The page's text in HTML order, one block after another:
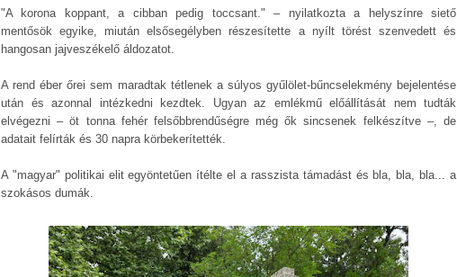
"A korona koppant, a cibban pedig toccsant." – nyilatkozta a helyszínre siető
mentősök egyike, miután elsősegélyben részesítette a nyílt törést szenvedett és
hangosan jajveszékelő áldozatot.
A rend éber őrei sem maradtak tétlenek a súlyos gyűlölet-bűncselekmény bejelentése
után és azonnal intézkedni kezdtek. Ugyan az emlékmű előállítását nem tudták
elvégezni – öt tonna fehér felsőbbrendűségre még ők sincsenek felkészítve –, de
adatait felírták és 30 napra körbekerítették.
A "magyar" politikai elit egyöntetűen ítélte el a rasszista támadást és bla, bla, bla... a
szokásos dumák.